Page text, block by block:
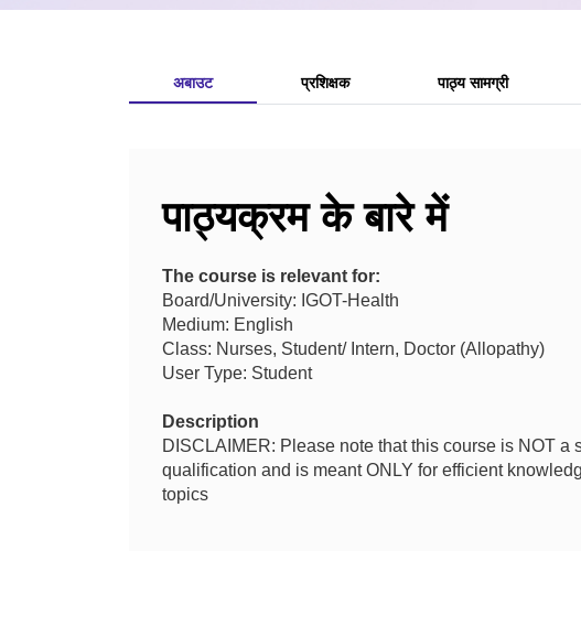
अबाउट प्रशिक्षक पाठ्य सामग्री
पाठ्यक्रम के बारे में
The course is relevant for:
Board/University: IGOT-Health
Medium: English
Class: Nurses, Student/ Intern, Doctor (Allopathy)
User Type: Student
Description
DISCLAIMER: Please note that this course is NOT a
qualification and is meant ONLY for efficient
topics